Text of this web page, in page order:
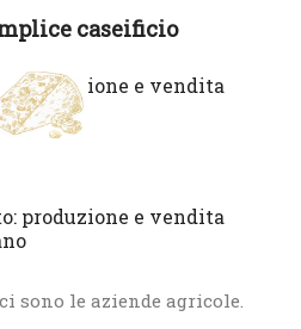
caseificio
sono le aziende agricole.